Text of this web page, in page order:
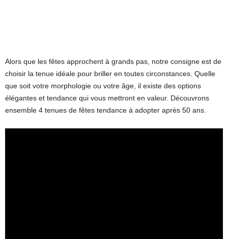
Alors que les fêtes approchent à grands pas, notre consigne est de
choisir la tenue idéale pour briller en toutes circonstances. Quelle
que soit votre morphologie ou votre âge, il existe des options
élégantes et tendance qui vous mettront en valeur. Découvrons
ensemble 4 tenues de fêtes tendance à adopter après 50 ans.